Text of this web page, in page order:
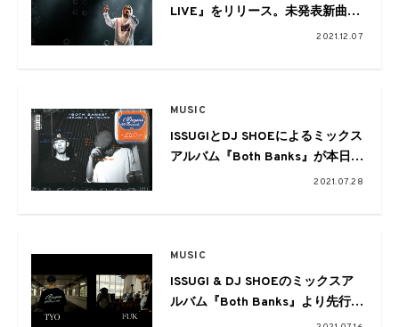
LIVE』をリリース。未発表新曲
2021.12.07
MUSIC
ISSUGIとDJ SHOEによるミックス
アルバム『Both Banks』が本日発
売。インタビュー映像がYouTube
2021.07.28
MUSIC
ISSUGI & DJ SHOEのミックスア
ルバム『Both Banks』より先行シ
ングル「Both Banks」が配信